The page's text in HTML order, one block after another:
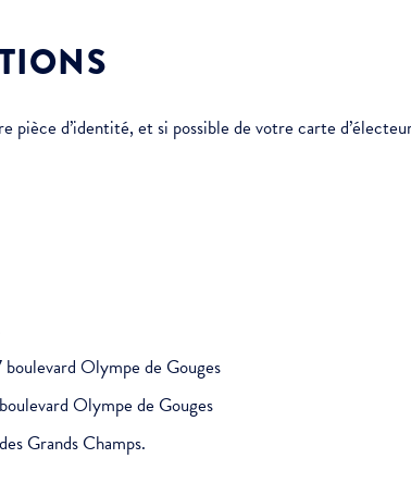
pièce d’identité, et si possible de votre carte
Olympe de Gouges
Olympe de Gouges
Grands Champs.